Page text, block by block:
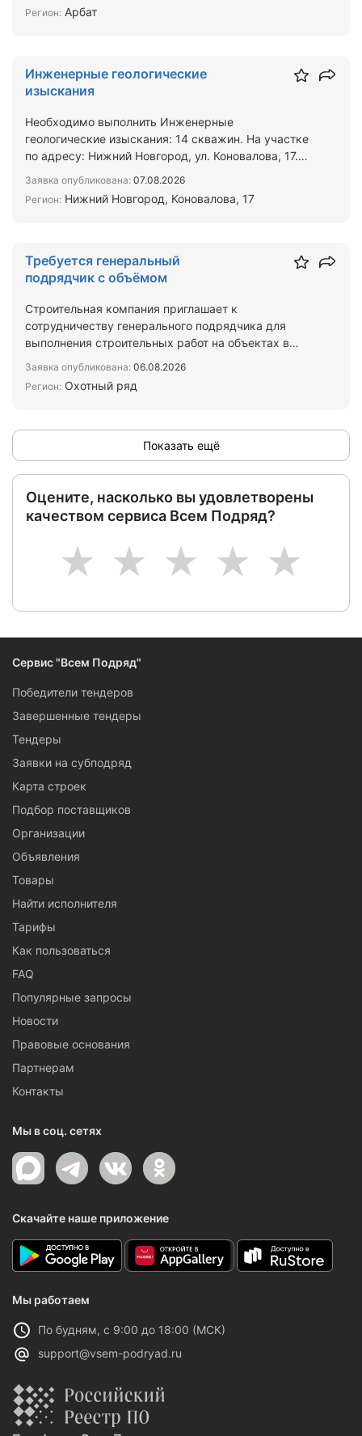
Регион: Арбат
Инженерные геологические
изыскания
Необходимо выполнить Инженерные
геологические изыскания: 14 скважин. На участке
по адресу: Нижний Новгород, ул. Коновалова, 17.
Заявка опубликована: 07.08.2026
Регион: Нижний Новгород, Коновалова, 17
Требуется генеральный
подрядчик с объёмом
Строительная компания приглашает к
сотрудничеству генерального подрядчика для
выполнения строительных работ на объектах в
Заявка опубликована: 06.08.2026
Регион: Охотный ряд
Показать ещё
Оцените, насколько вы удовлетворены
качеством сервиса Всем Подряд?
5
4
3
2
1
Сервис "Всем Подряд"
Победители тендеров
Завершенные тендеры
Тендеры
Заявки на субподряд
Карта строек
Подбор поставщиков
Организации
Объявления
Товары
Найти исполнителя
Тарифы
Как пользоваться
FAQ
Популярные запросы
Новости
Правовые основания
Партнерам
Контакты
Мы в соц. сетях
Скачайте наше приложение
Мы работаем
По будням, с 9:00 до 18:00 (МСК)
support@vsem-podryad.ru